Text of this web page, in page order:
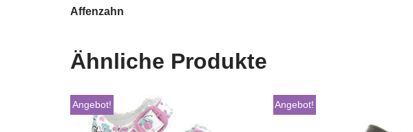
Affenzahn
Ähnliche Produkte
Angebot! Angebot!